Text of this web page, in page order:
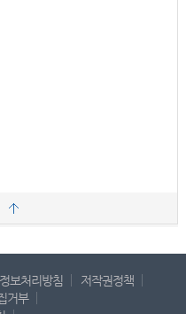
보처리방침
저작권정책
거부